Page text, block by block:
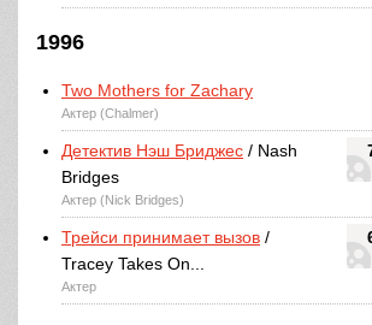
1996
Two Mothers for Zachary
Актер (Chalmer)
Детектив Нэш Бриджес / Nash
Bridges
Актер (Nick Bridges)
Трейси принимает вызов /
Tracey Takes On...
Актер